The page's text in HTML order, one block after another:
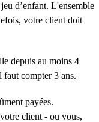
d’enfant. L'ensemble
votre client doit
depuis au moins 4
faut compter 3 ans.
payées.
client - ou vous,